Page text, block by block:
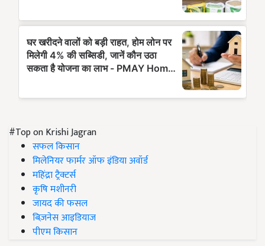
#Top on Krishi Jagran
सफल किसान
मिलेनियर फार्मर ऑफ इंडिया अवॉर्ड
महिंद्रा ट्रैक्टर्स
कृषि मशीनरी
जायद की फसल
बिज़नेस आइडियाज
पीएम किसान